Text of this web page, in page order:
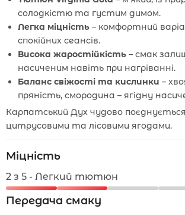
солодкістю та густим димом.
Легка міцність – комфортний
спокійних сеансів.
Висока жаростійкість – смак
насиченим навіть при нагріванні.
Баланс свіжості та кислинки –
пряність, смородина – ягідну
Карпатський Дух чудово
цитрусовими та лісовими ягодами.
Міцність
2 з 5 - Легкий тютюн
Передача смаку